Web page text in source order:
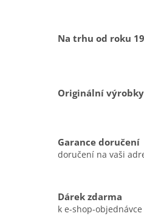
Na trhu od roku
Originální výrobky
Garance doručení
doručení na vaši
Dárek zdarma
k e-shop-objednávce